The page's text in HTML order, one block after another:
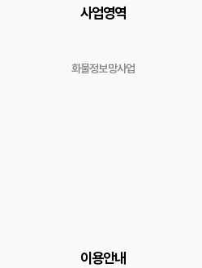
사업영역
화물정보망사업
이용안내